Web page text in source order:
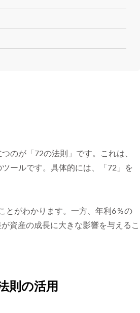
のが「72の法則」です。これは、
ールです。具体的には、「72」を
とがわかります。一方、年利6％の
資産の成長に大きな影響を与えるこ
則の活用